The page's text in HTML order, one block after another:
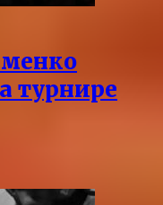
турнире